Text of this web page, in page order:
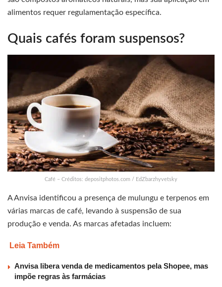
alimentos requer regulamentação específica.
Quais cafés foram suspensos?
Café – Créditos: depositphotos.com / EdZbarzhyvetsky
A Anvisa identificou a presença de mulungu e terpenos em
várias marcas de café, levando à suspensão de sua
produção e venda. As marcas afetadas incluem:
Leia Também
Anvisa libera venda de medicamentos pela Shopee, mas
impõe regras às farmácias